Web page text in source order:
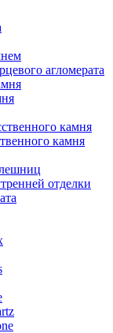
агломерата
камня
камня
отделки